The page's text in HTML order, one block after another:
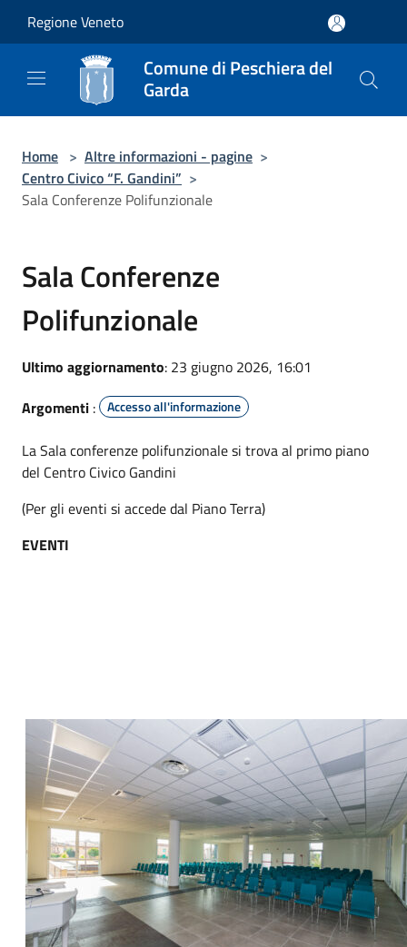
Regione Veneto
Comune di Peschiera del
Garda
Home > Altre informazioni - pagine >
Centro Civico “F. Gandini” >
Sala Conferenze Polifunzionale
Sala Conferenze
Polifunzionale
Ultimo aggiornamento: 23 giugno 2026, 16:01
Argomenti : Accesso all'informazione
La Sala conferenze polifunzionale si trova al primo piano
del Centro Civico Gandini
(Per gli eventi si accede dal Piano Terra)
EVENTI